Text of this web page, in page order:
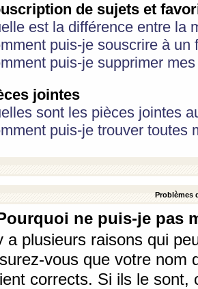
de sujets et
est la différence entre la
puis-je souscrire à
puis-je supprimer
jointes
sont les pièces jointes
puis-je trouver toutes
Problèmes
ne puis-je pas
a plusieurs raisons qui
vous que votre nom
corrects. Si ils le sont,